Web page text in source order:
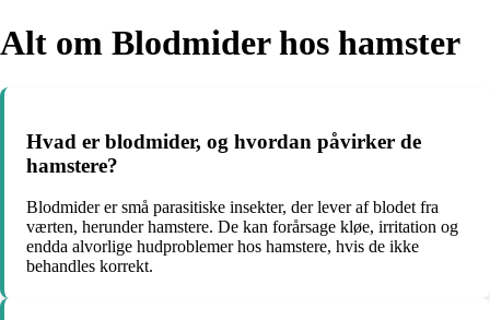
Alt om Blodmider hos hamster
Hvad er blodmider, og hvordan påvirker de
hamstere?
Blodmider er små parasitiske insekter, der lever af blodet fra
værten, herunder hamstere. De kan forårsage kløe, irritation og
endda alvorlige hudproblemer hos hamstere, hvis de ikke
behandles korrekt.